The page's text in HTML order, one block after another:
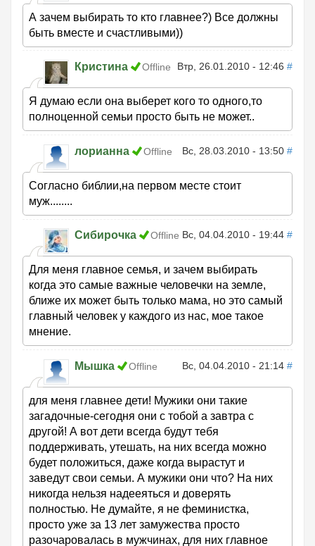
А зачем выбирать то кто главнее?) Все должны
быть вместе и счастливыми))
Кристина Offline Втр, 26.01.2010 - 12:46 #
Я думаю если она выберет кого то одного,то
полноценной семьи просто быть не может..
лорианна Offline Вс, 28.03.2010 - 13:50 #
Согласно библии,на первом месте стоит
муж........
Сибирочка Offline Вс, 04.04.2010 - 19:44 #
Для меня главное семья, и зачем выбирать
когда это самые важные человечки на земле,
ближе их может быть только мама, но это самый
главный человек у каждого из нас, мое такое
мнение.
Мышка Offline Вс, 04.04.2010 - 21:14 #
для меня главнее дети! Мужики они такие
загадочные-сегодня они с тобой а завтра с
другой! А вот дети всегда будут тебя
поддерживать, утешать, на них всегда можно
будет положиться, даже когда вырастут и
заведут свои семьи. А мужики они что? На них
никогда нельзя надееяться и доверять
полностью. Не думайте, я не феминистка,
просто уже за 13 лет замужества просто
разочаровалась в мужчинах, для них главное